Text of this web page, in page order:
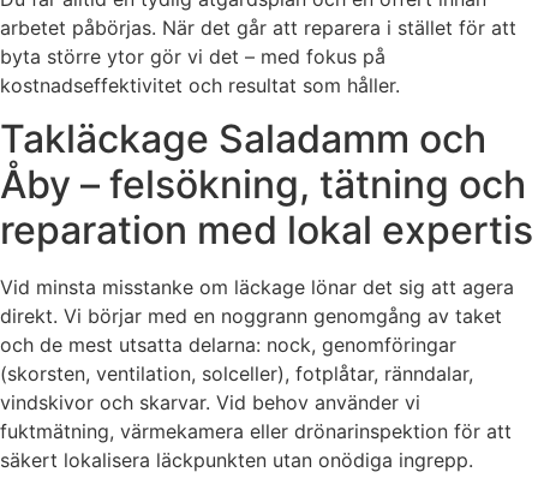
arbetet påbörjas. När det går att reparera i stället för att
byta större ytor gör vi det – med fokus på
kostnadseffektivitet och resultat som håller.
Takläckage Saladamm och
Åby – felsökning, tätning och
reparation med lokal expertis
Vid minsta misstanke om läckage lönar det sig att agera
direkt. Vi börjar med en noggrann genomgång av taket
och de mest utsatta delarna: nock, genomföringar
(skorsten, ventilation, solceller), fotplåtar, ränndalar,
vindskivor och skarvar. Vid behov använder vi
fuktmätning, värmekamera eller drönarinspektion för att
säkert lokalisera läckpunkten utan onödiga ingrepp.